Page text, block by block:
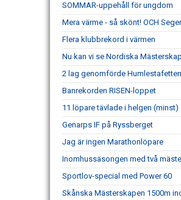
SOMMAR-uppehåll för ungdom
Mera värme - så skönt! OCH
Flera klubbrekord i värmen
Nu kan vi se Nordiska
2 lag genomförde Humlestafetten
Banrekorden RISEN-loppet
11 löpare tävlade i helgen (minst)
Genarps IF på Ryssberget
Jag är ingen Marathonlöpare
Inomhussäsongen med två
Sportlov-special med Power 60
Skånska Mästerskapen 1500m